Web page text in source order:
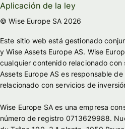
Aplicación de la ley
© Wise Europe SA 2026
Este sitio web está gestionado
y Wise Assets Europe AS. Wise
cualquier contenido relacionado con
Assets Europe AS es responsable
relacionado con servicios de
Wise Europe SA es una empresa
número de registro 0713629988.